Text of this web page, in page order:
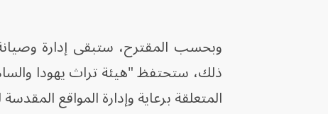
وبحسب المقترح، ستبقى إدارة
ذلك، ستحتفظ "هيئة تراث يهودا
المتعلقة برعاية وإدارة المواقع